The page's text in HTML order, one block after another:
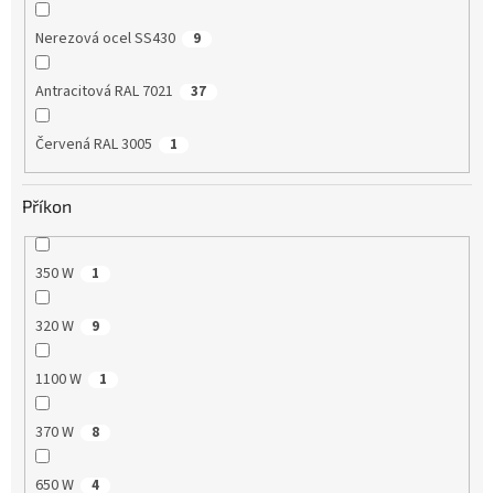
Nerezová ocel SS430 9
Antracitová RAL 7021 37
Červená RAL 3005 1
Příkon
350 W 1
320 W 9
1100 W 1
370 W 8
650 W 4